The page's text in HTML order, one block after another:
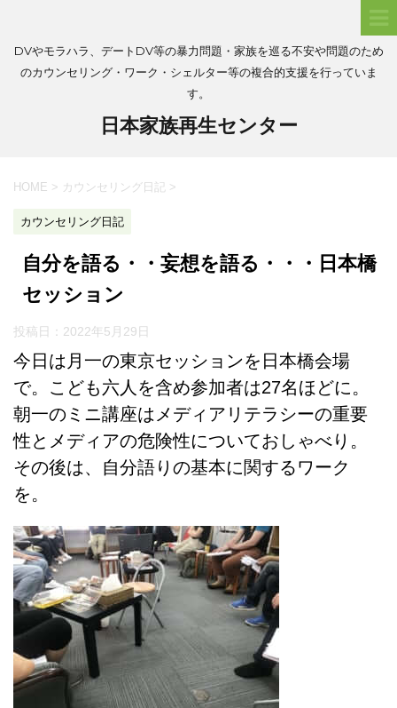
DVやモラハラ、デートDV等の暴力問題・家族を巡る不安や問題のため
のカウンセリング・ワーク・シェルター等の複合的支援を行っていま
す。
日本家族再生センター
HOME > カウンセリング日記 >
カウンセリング日記
自分を語る・・妄想を語る・・・日本橋
セッション
投稿日： 2022年5月29日
今日は月一の東京セッションを日本橋会場
で。こども六人を含め参加者は27名ほどに。
朝一のミニ講座はメディアリテラシーの重要
性とメディアの危険性についておしゃべり。
その後は、自分語りの基本に関するワーク
を。